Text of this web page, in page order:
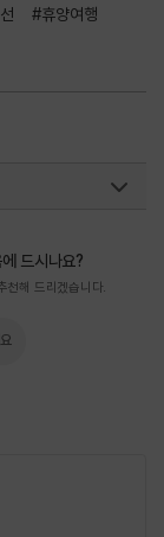
#휴양여행
드시나요?
천해 드리겠습니다.